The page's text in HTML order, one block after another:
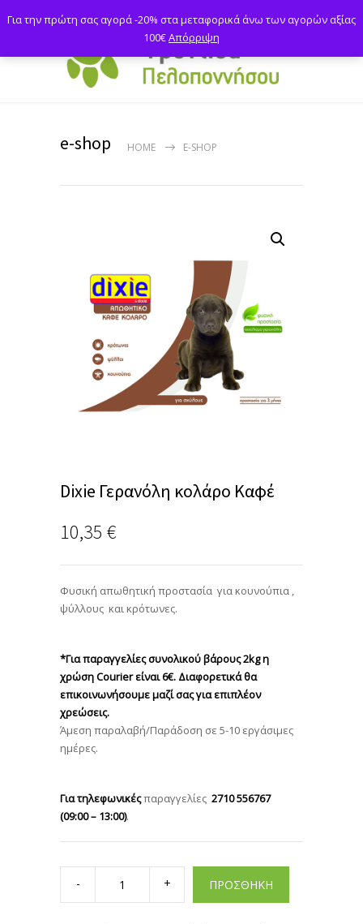
e-shop HOME E-SHOP
Dixie Γερανόλη κολάρο Καφέ
10,35 €
Φυσική απωθητική προστασία για κουνούπια ,
ψύλλους και κρότωνες.
*Για παραγγελίες συνολικού βάρους 2kg η
χρώση Courier είναι 6€. Διαφορετικά θα
επικοινωνήσουμε μαζί σας για επιπλέον
χρεώσεις.
Άμεση παραλαβή/Παράδοση σε 5-10 εργάσιμες
ημέρες.
Για τηλεφωνικέςπαραγγελίες 2710 556767
(09:00 – 13:00).
Dixie
Γερανόλη
Καφέ
ΠΡΟΣΘΗΚΗ
Για την πρώτη σας αγορά -20% στα μεταφορικά άνω των αγορών αξίας
100€Απόρριψη